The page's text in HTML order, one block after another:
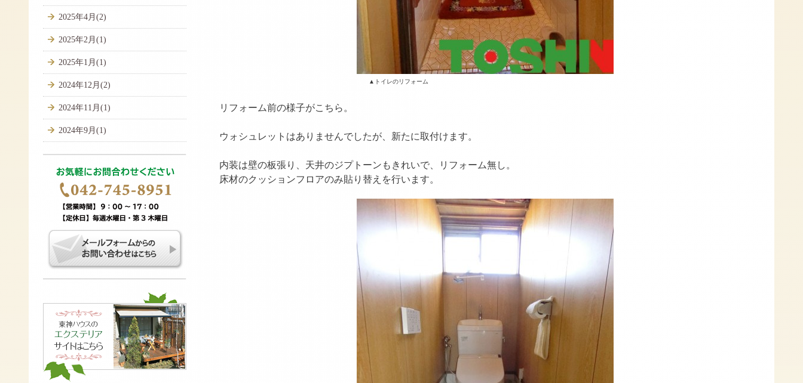
▲トイレのリフォーム
リフォーム前の様子がこちら。
ウォシュレットはありませんでしたが、新たに取付けます。
内装は壁の板張り、天井のジプトーンもきれいで、リフォーム無し。
床材のクッションフロアのみ貼り替えを行います。
2025年4月(2)
2025年2月(1)
2025年1月(1)
2024年12月(2)
2024年11月(1)
2024年9月(1)